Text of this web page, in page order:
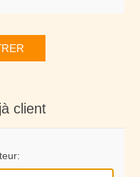
client